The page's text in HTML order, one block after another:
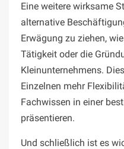
Eine weitere wirksame
alternative
Erwägung zu ziehen,
Tätigkeit oder die
Kleinunternehmens.
Einzelnen mehr
Fachwissen in einer
präsentieren.
Und schließlich ist es